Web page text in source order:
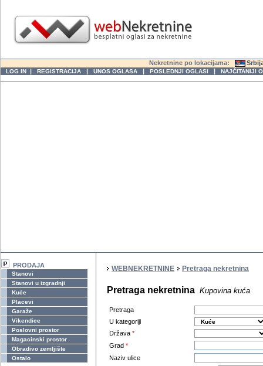
Nekretnine po lokacijama:
LOG IN | REGISTRACIJA | UNOS OGLASA | POSLEDNJI OGLASI | NAJČITANIJI
PRODAJA
Stanovi
Stanovi u izgradnji
Kuće
Placevi
Garaže
Vikendice
Poslovni prostor
Magacinski prostor
Obradivo zemljište
Ostalo
WEBNEKRETNINE Pretraga nekretnina
Pretraga nekretnina Kupovina kuća
Pretraga
U kategoriji
Država *
Grad *
Naziv ulice